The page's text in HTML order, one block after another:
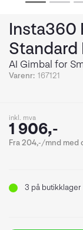
Insta360
Standard
AI Gimbal for
Varenr: 167121
inkl. mva
1 906,-
Fra 204,-/mnd med
3 på butikklager